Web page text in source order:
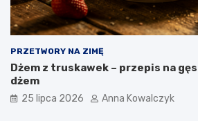
PRZETWORY NA ZIMĘ
Dżem z truskawek – przepis na
dżem
25 lipca 2026 Anna Kowalczyk